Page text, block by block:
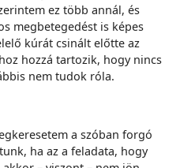
ez több annál, és
megbetegedést is képes
kúrát csinált előtte az
hozzá tartozik, hogy nincs
nem tudok róla.
a szóban forgó
ha az a feladata, hogy